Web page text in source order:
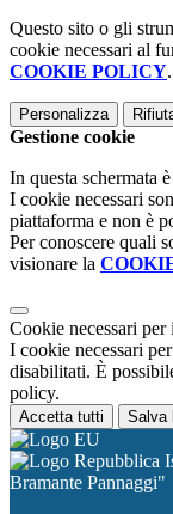
Questo sito o gli
cookie necessari al
COOKIE POLICY.
Personalizza
Gestione cookie
In questa schermata
I cookie necessari
piattaforma e non è
Per conoscere quali
visionare la
Cookie necessari
I cookie necessari
disabilitati. È
policy.
Accetta tutti Salva
Bramante Pannaggi"